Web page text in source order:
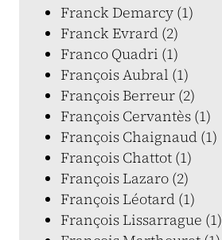
Franck Demarcy (1)
Franck Evrard (2)
Franco Quadri (1)
François Aubral (1)
François Berreur (2)
François Cervantès (1)
François Chaignaud (1)
François Chattot (1)
François Lazaro (2)
François Léotard (1)
François Lissarrague (1)